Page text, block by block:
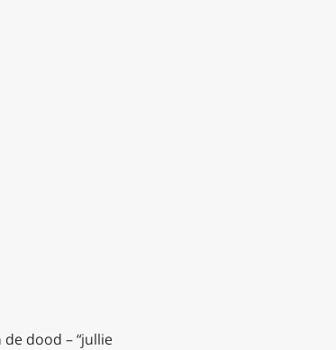
de dood –“jullie